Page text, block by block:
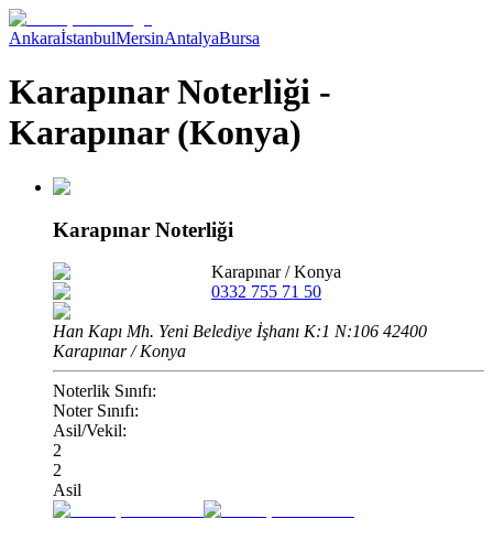
AnkaraİstanbulMersinAntalyaBursa
Karapınar Noterliği -
Karapınar (Konya)
Karapınar Noterliği
Karapınar/Konya
0332 755 71 50
Han Kapı Mh. Yeni Belediye İşhanı K:1 N:106 42400
Karapınar / Konya
Noterlik Sınıfı:
Noter Sınıfı:
Asil/Vekil:
2
2
Asil